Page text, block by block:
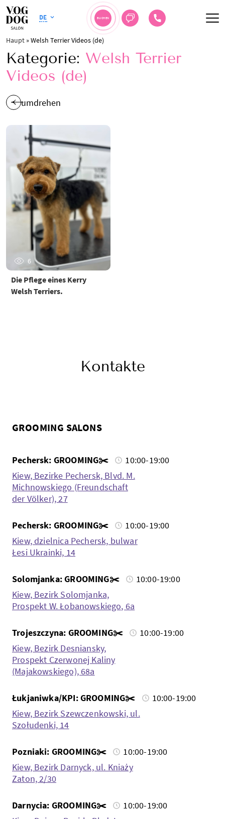
DE BUCHEN
Haupt »Welsh Terrier Videos (de)
Kategorie: Welsh Terrier
Videos (de)
umdrehen
6
Die Pflege eines Kerry
Welsh Terriers.
Kontakte
GROOMING SALONS
Pechersk: GROOMING✂️
10:00-19:00
Kiew, Bezirke Pechersk, Blvd. M.
Michnowskiego (Freundschaft
der Völker), 27
Pechersk: GROOMING✂️
10:00-19:00
Kiew, dzielnica Pechersk, bulwar
Łesi Ukrainki, 14
Solomjanka: GROOMING✂️
10:00-19:00
Kiew, Bezirk Solomjanka,
Prospekt W. Łobanowskiego, 6a
Trojeszczyna: GROOMING✂️
10:00-19:00
Kiew, Bezirk Desniansky,
Prospekt Czerwonej Kaliny
(Majakowskiego), 68a
Łukjaniwka/KPI: GROOMING✂️
10:00-19:00
Kiew, Bezirk Szewczenkowski, ul.
Szołudenki, 14
Pozniaki: GROOMING✂️
10:00-19:00
Kiew, Bezirk Darnyck, ul. Kniaży
Zaton, 2/30
Darnycia: GROOMING✂️
10:00-19:00